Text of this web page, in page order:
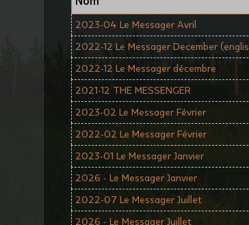
2023-04 Le Messager Avril
2022-12 Le Messager December
2022-12 Le Messager décembre
2021-12 THE MESSENGER
2023-02 Le Messager Février
2022-02 Le Messager Février
2023-01 Le Messager Janvier
2026 - Le Messager Janvier
2022-07 Le Messager Juillet
2026 - Le Messager Juillet